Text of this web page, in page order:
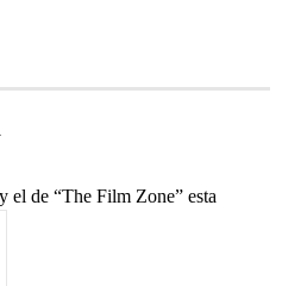
el de “The Film Zone” esta